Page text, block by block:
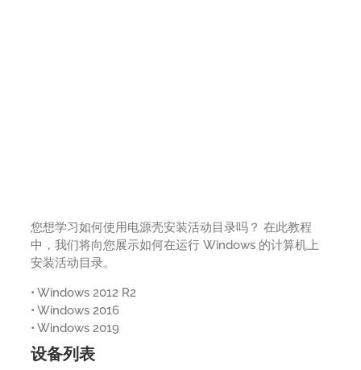
您想学习如何使用电源壳安装活动目录吗？ 在此教程
中，我们将向您展示如何在运行 Windows 的计算机上
安装活动目录。
• Windows 2012 R2
• Windows 2016
• Windows 2019
设备列表